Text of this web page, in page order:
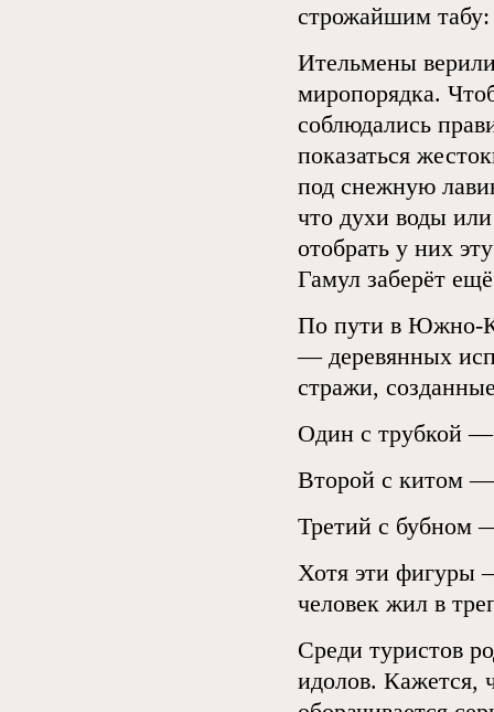
строжайшим табу:
Ительмены
миропорядка.
соблюдались
показаться
под снежную
что духи воды
отобрать у них
Гамул заберёт
По пути в Южно-
— деревянных
стражи,
Один с трубкой —
Второй с китом —
Третий с бубном
Хотя эти фигуры
человек жил в
Среди туристов
идолов. Кажется,